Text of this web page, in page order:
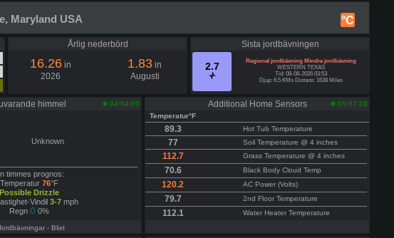
°C
Maryland USA
Årlig nederbörd
16.26 in
2026
1.83 in
Augusti
Sista jordbävningen
2.7
Regional jordbävning Mindre jordbävning
WESTERN TEXAS
Tid: 08-08-2026 03:53
Djup: 6.5 KMs Distans: 1638 Miles
himmel 04:54:00
Unknown
timmes prognos:
Temperatur 76°F
Possible Drizzle
Vindil 3-7mph
Regn
0%
- Blixt
Additional Home Sensors
05:07:28
Temperatur°F
89.3 Hot Tub Temperature
77 Soil Temperature @ 4 inches
112.7 Grass Temperature @ 4 inches
70.6 Black Body Cloud Temp
120.2 AC Power (Volts)
79.7 2nd Floor Temperature
112.1 Water Heater Temperature